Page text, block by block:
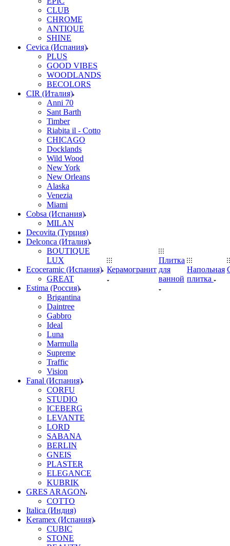
CLUB
CHROME
ANTIQUE
SHINE
Cevica (Испания)
PLUS
GOOD VIBES
WOODLANDS
BECOLORS
CIR (Италия)
Anni 70
Sant Barth
Timber
Riabita il - Cotto
CHICAGO
Docklands
Wild Wood
New York
New Orleans
Alaska
Venezia
Miami
Cobsa (Испания)
MILAN
Decovita (Турция)
Delconca (Италия)
BOUTIQUE
LUX
Ecoceramic (Испания)
GREAT
Estima (Россия)
Brigantina
Daintree
Gabbro
Ideal
Luna
Marmulla
Supreme
Traffic
Vision
Fanal (Испания)
CORFU
STUDIO
ICEBERG
LEVANTE
LORD
SABANA
BERLIN
GNEIS
PLASTER
ELEGANCE
KUBRIK
GRES ARAGON
COTTO
Italica (Индия)
Keramex (Испания)
CUBIC
STONE
Керамогранит
Плитка
для
ванной
Напольная
плитка